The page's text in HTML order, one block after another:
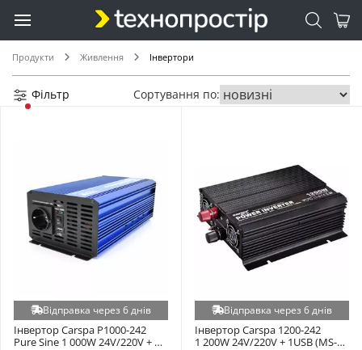
Продукти Живлення Інвертори
Фільтр Сортування по:
Відправка через 6 днів
Інвертор Carspa P1000-242
Pure Sine 1 000W 24V/220V +
Відправка через 6 днів
Інвертор Carspa 1200-242
1 200W 24V/220V + 1USB (MS-